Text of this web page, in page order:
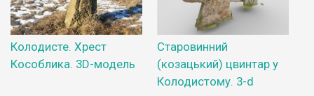
Колодисте. Хрест
Кособлика. 3D-модель
Старовинний
(козацький) цвинтар у
Колодистому. 3-d